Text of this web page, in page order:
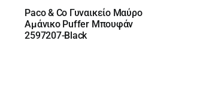
Paco & Co Γυναικείο Μαύρο
Αμάνικο Puffer Μπουφάν
2597207-Black